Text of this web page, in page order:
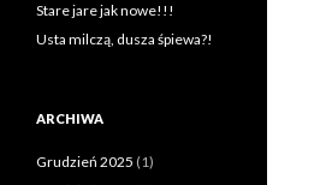
Stare jare jak nowe!!!
Usta milczą, dusza śpiewa?!
ARCHIWA
Grudzień 2025 (1)